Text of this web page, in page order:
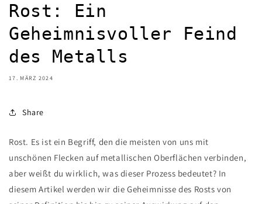
Rost: Ein
Geheimnisvoller Feind
des Metalls
17. MÄRZ 2024
Share
Rost. Es ist ein Begriff, den die meisten von uns mit
unschönen Flecken auf metallischen Oberflächen verbinden,
aber weißt du wirklich, was dieser Prozess bedeutet? In
diesem Artikel werden wir die Geheimnisse des Rosts von